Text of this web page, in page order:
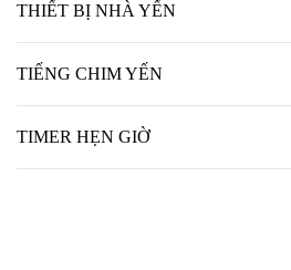
THIẾT BỊ NHÀ YẾN
TIẾNG CHIM YẾN
TIMER HẸN GIỜ